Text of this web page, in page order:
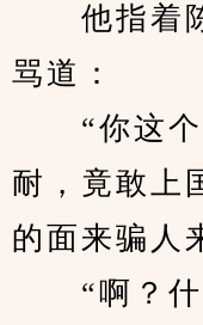
他指着陈
骂道：
“你这个
耐，竟敢上
的面来骗人
“啊？什